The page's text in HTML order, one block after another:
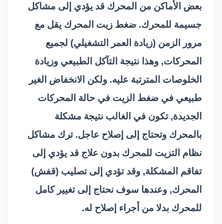
بعض الأماكن من المحرك قد يؤدي إلى مشاكل
جسيمة للمحرك. ضغط زيت المحرك يقل مع
مرور الزمن (زيادة العمر التشغيلي) لجميع
المحركات, وهذا نتيجة التآكل الطبيعي وزيادة
الخلوصات المترتبة عليه. ولكن الانخفاض الغير
طبيعي في ضغط الزيت في حالة المحركات
الجديدة, تكون في الغالب نتيجة مشكلة
بالمحرك وتحتاج إلى إصلاح عاجل. ترك مشاكل
نظام التزيت للمحرك بدون علاج قد يؤدي إلى
تفاقم المشكلة, وقد تؤدي إلى تصليب (قفش)
المحرك, وعندها سوف نحتاج إلى تغيير كامل
للمحرك بدلا من أجراء إصلاح له.